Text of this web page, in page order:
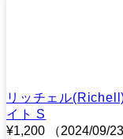
リッチェル
イト S
¥1,200
（2024/09/